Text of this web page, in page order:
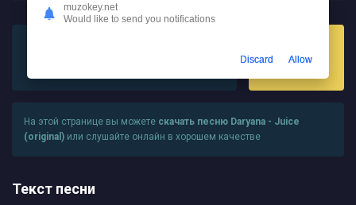
На этой странице вы можете скачать песню Daryana - Juice
(original) или слушайте онлайн в хорошем качестве
Текст песни
muzokey.net
Would like to send you notifications
Discard Allow